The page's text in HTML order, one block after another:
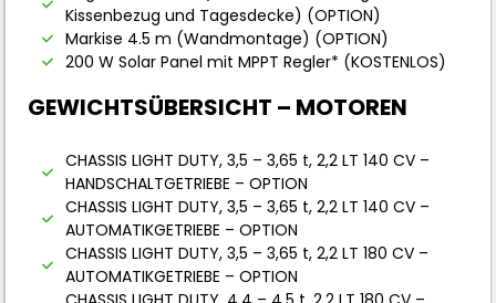
Kissenbezug und Tagesdecke) (OPTION)
Markise 4.5 m (Wandmontage) (OPTION)
200 W Solar Panel mit MPPT Regler* (KOSTENLOS)
GEWICHTSÜBERSICHT – MOTOREN
CHASSIS LIGHT DUTY, 3,5 – 3,65 t, 2,2 LT 140 CV –
HANDSCHALTGETRIEBE – OPTION
CHASSIS LIGHT DUTY, 3,5 – 3,65 t, 2,2 LT 140 CV –
AUTOMATIKGETRIEBE – OPTION
CHASSIS LIGHT DUTY, 3,5 – 3,65 t, 2,2 LT 180 CV –
AUTOMATIKGETRIEBE – OPTION